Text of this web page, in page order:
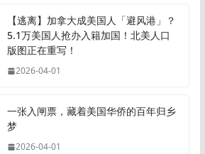
【逃离】加拿大成美国人「避风港」？
5.1万美国人抢办入籍加国！北美人口
版图正在重写！
2026-04-01
一张入闸票，藏着美国华侨的百年归乡
梦
2026-04-01